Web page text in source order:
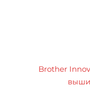
Brother